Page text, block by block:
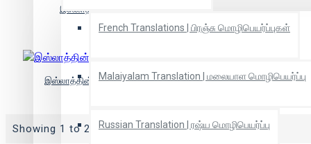
French Translations | பிரஞ்சு மொழிபெயர்ப்புகள்
Malaiyalam Translation | மலையாள மொழிபெயர்ப்பு
Russian Translation | ரஷ்ய மொழிபெயர்ப்பு
இஸ்லாத்தின் தோற்றமும் வளர்ச்சியும்
இஸ்லாத்தின் பிரச்சினைகள்: ஒரு மறுபார்வை
Showing 1 to 2 of 2 (1 Pages)